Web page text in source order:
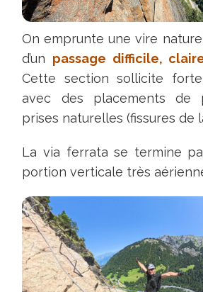
profiter
meilleur
panorama
Belledonne
N.
On emprunte une vire
d’un passage difficile,
Cette section sollicite
avec des placements de
prises naturelles (fissures de
La via ferrata se termine
portion verticale très